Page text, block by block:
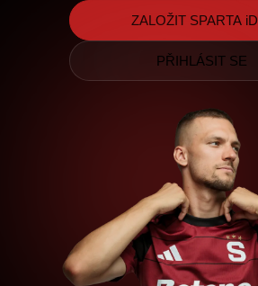
ZALOŽIT SPARTA iD
PŘIHLÁSIT SE